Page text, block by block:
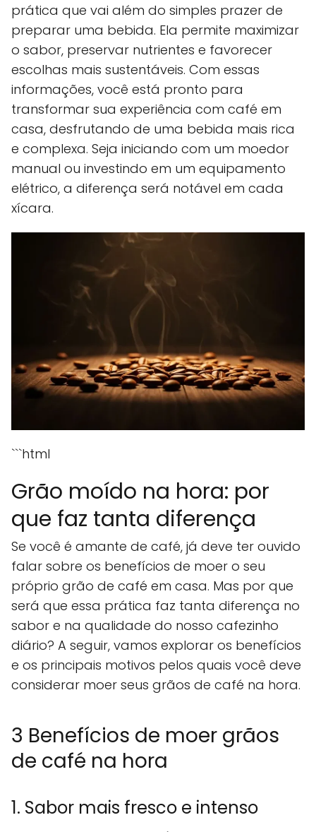
prática que vai além do simples prazer de
preparar uma bebida. Ela permite maximizar
o sabor, preservar nutrientes e favorecer
escolhas mais sustentáveis. Com essas
informações, você está pronto para
transformar sua experiência com café em
casa, desfrutando de uma bebida mais rica
e complexa. Seja iniciando com um moedor
manual ou investindo em um equipamento
elétrico, a diferença será notável em cada
xícara.
```html
Grão moído na hora: por
que faz tanta diferença
Se você é amante de café, já deve ter ouvido
falar sobre os benefícios de moer o seu
próprio grão de café em casa. Mas por que
será que essa prática faz tanta diferença no
sabor e na qualidade do nosso cafezinho
diário? A seguir, vamos explorar os benefícios
e os principais motivos pelos quais você deve
considerar moer seus grãos de café na hora.
3 Benefícios de moer grãos
de café na hora
1. Sabor mais fresco e intenso